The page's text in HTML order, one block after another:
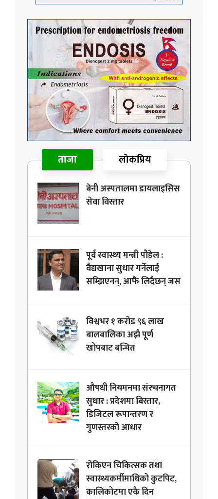
ताजा लोकप्रिय
बेनी अस्पतालमा डायलाइसिस
सेवा विस्तार
पूर्व स्वास्थ्य मन्त्री पौडेल :
वैद्यखाना सुधार गर्नेलाई
सम्झिएनन्, आफै लिदैछन् जस
विश्वभर १ करोड ९६ लाख
बालबालिका अझै पूर्ण
खोपबाट बन्चित
औषधी नियमनमा संरचनागत
सुधार : प्रदेशमा बिस्तार,
डिजिटल रूपान्तरण र
गुणस्तरको आधार
रोकिएन चिकित्सक तथा
स्वास्थ्यकर्मीमाथिको कुटपिट,
कालिकोटमा एकै दिन